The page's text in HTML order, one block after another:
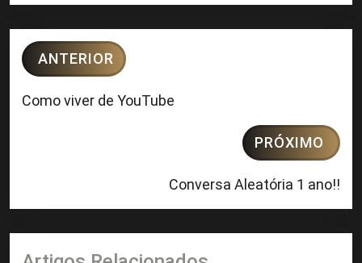
ANTERIOR
Como viver de YouTube
PRÓXIMO
Conversa Aleatória 1 ano!!